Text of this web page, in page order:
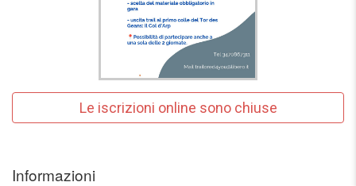
Informazioni
Le iscrizioni online sono chiuse